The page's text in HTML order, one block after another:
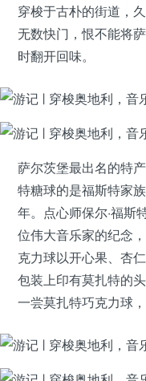
穿梭于古朴的街道，
无数快门，恨不能将
时翻开回味。
萨尔茨堡最出名的特
特糖球的是福斯特家
年。点心师保尔·福斯
位伟大音乐家的纪念
克力球以开心果、杏
包装上印有莫扎特的
一尝莫扎特巧克力球